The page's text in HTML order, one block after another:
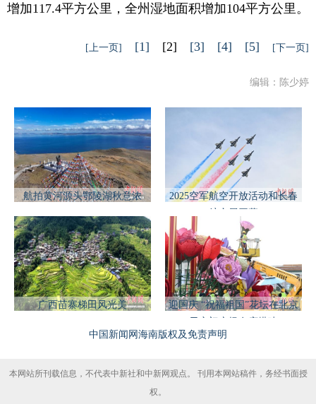
增加117.4平方公里，全州湿地面积增加104平方公里。
[上一页] [1] [2] [3] [4] [5] [下一页]
编辑：陈少婷
航拍黄河源头鄂陵湖秋意浓
2025空军航空开放活动和长春
广西苗寨梯田风光美
迎国庆 “祝福祖国”花坛在北京
中国新闻网海南版权及免责声明
本网站所刊载信息，不代表中新社和中新网观点。 刊用本网站稿件，务经书面授
权。